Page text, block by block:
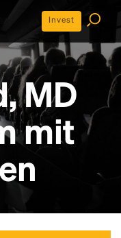
Invest
MD
mit